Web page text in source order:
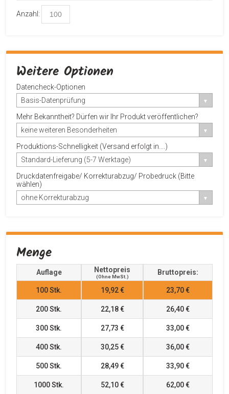
Anzahl:
Weitere Optionen
Datencheck-Optionen
Basis-Datenprüfung
Mehr Bekanntheit? Dürfen wir Ihr Produkt veröffentlichen?
keine weiteren Besonderheiten
Produktions-Schnelligkeit (Versand erfolgt in....)
Standard-Lieferung (5-7 Werktage)
Druckdatenfreigabe/ Korrekturabzug/ Probedruck (Bitte
wählen)
ohne Korrekturabzug
Menge
Auflage Nettopreis
(ohne MwSt.)
Bruttopreis:
100Stk. 19,92 € 23,70 €
200Stk. 22,18 € 26,40 €
300Stk. 27,73 € 33,00 €
400Stk. 30,25 € 36,00 €
500Stk. 28,49 € 33,90 €
1000Stk. 52,10 € 62,00 €